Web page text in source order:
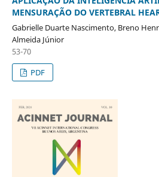
MENSURAÇÃO DO VERTEBRAL
Gabrielle Duarte Nascimento, Breno
Almeida Júnior
53-70
PDF